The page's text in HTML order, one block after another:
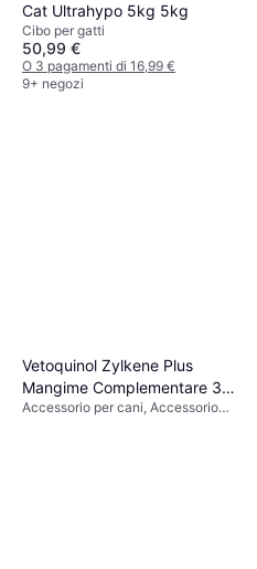
Cat Ultrahypo 5kg 5kg
Cibo per gatti
50,99 €
O 3 pagamenti di 16,99 €
9+ negozi
Vetoquinol Zylkene Plus
Mangime Complementare 30
Capsule Da 75 mg
Accessorio per cani, Accessorio